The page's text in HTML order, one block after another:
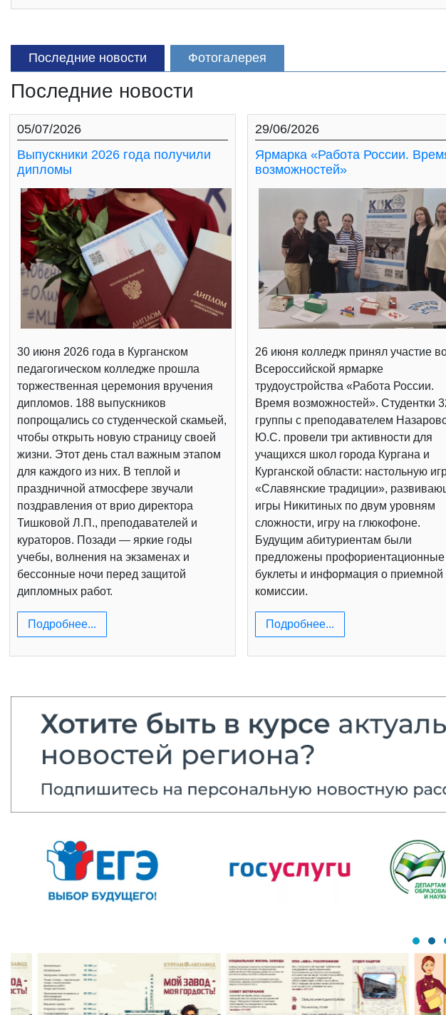
Последние новости Фотогалерея
Последние новости
05/07/2026
Выпускники 2026 года получили
дипломы
30 июня 2026 года в Курганском
педагогическом колледже прошла
торжественная церемония вручения
дипломов. 188 выпускников
попрощались со студенческой скамьей,
чтобы открыть новую страницу своей
жизни. Этот день стал важным этапом
для каждого из них. В теплой и
праздничной атмосфере звучали
поздравления от врио директора
Тишковой Л.П., преподавателей и
кураторов. Позади — яркие годы
учебы, волнения на экзаменах и
бессонные ночи перед защитой
дипломных работ.
Подробнее...
29/06/2026
Ярмарка «Работа России.
возможностей»
26 июня колледж принял участие
Всероссийской ярмарке
трудоустройства «Работа России.
Время возможностей». Студентки
группы с преподавателем
Ю.С. провели три активности для
учащихся школ города Кургана и
Курганской области: настольную
«Славянские традиции»,
игры Никитиных по двум уровням
сложности, игру на глюкофоне.
Будущим абитуриентам были
предложены профориентационные
буклеты и информация о приемной
комиссии.
Подробнее...